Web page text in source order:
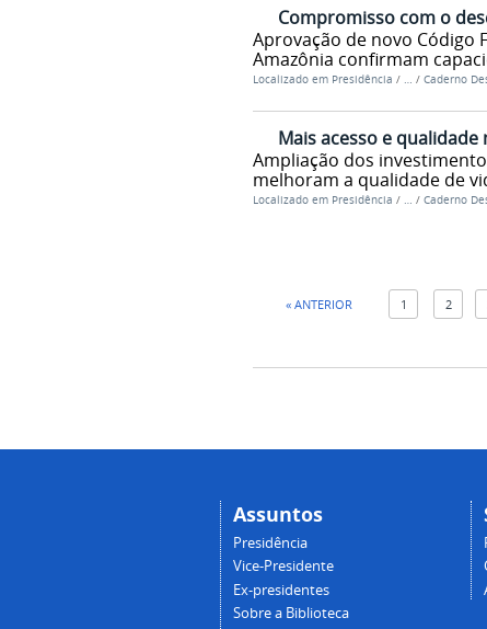
Compromisso com o
Aprovação de novo Código
Amazônia confirmam
Localizado em Presidência / … / Caderno
Mais acesso e
Ampliação dos
melhoram a qualidade de
Localizado em Presidência / … / Caderno
« ANTERIOR 1 2
Assuntos
Presidência
Vice-Presidente
Ex-presidentes
Sobre a Biblioteca